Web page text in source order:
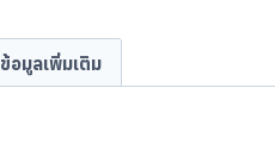
ข้อมูลเพิ่มเติม